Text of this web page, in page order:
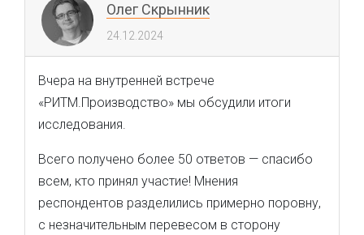
Олег Скрынник
24.12.2024
Вчера на внутренней встрече
«РИТМ.Производство» мы обсудили итоги
исследования.
Всего получено более 50 ответов — спасибо
всем, кто принял участие! Мнения
респондентов разделились примерно поровну,
с незначительным перевесом в сторону